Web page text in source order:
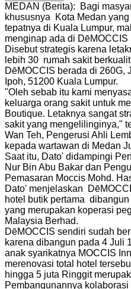
MEDAN (Berita): Bagi
khususnya Kota Medan
tepatnya di Kuala Lumpur,
menginap ada di DēMOCCIS
Disebut strategis karena
lebih 30 rumah sakit
DēMOCCIS berada di 260G,
Ipoh, 51200 Kuala Lumpur.
"Oleh sebab itu kami
keluarga orang sakit untuk
Boutique. Letaknya sangat
sakit yang mengelilinginya,"
Wan Teh, Pengerusi Ahli
kepada wartawan di Medan
Saat itu, Dato' didampingi
Nur Bin Abu Bakar dan
Pemasaran Moccis Mohd.
Dato' menjelaskan
hotel butik pertama
yang merupakan koperasi
Malaysia Berhad.
DēMOCCIS sendiri sudah
karena dibangun pada 4 Juli
anak syarikatnya MOCCIS
merenovasi total hotel
hingga 5 juta Ringgit
Pembangunannya